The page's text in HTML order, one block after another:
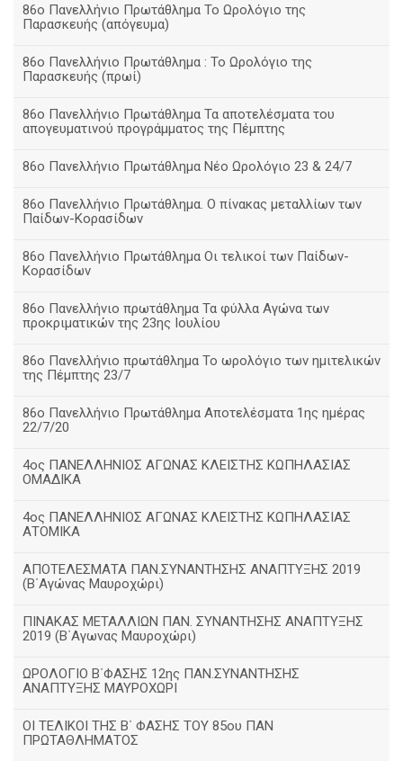
86ο Πανελλήνιο Πρωτάθλημα Το Ωρολόγιο της
Παρασκευής (απόγευμα)
86ο Πανελλήνιο Πρωτάθλημα : Το Ωρολόγιο της
Παρασκευής (πρωί)
86ο Πανελλήνιο Πρωτάθλημα Τα αποτελέσματα του
απογευματινού προγράμματος της Πέμπτης
86ο Πανελλήνιο Πρωτάθλημα Νέο Ωρολόγιο 23 & 24/7
86ο Πανελλήνιο Πρωτάθλημα. Ο πίνακας μεταλλίων των
Παίδων-Κορασίδων
86ο Πανελλήνιο Πρωτάθλημα Οι τελικοί των Παίδων-
Κορασίδων
86ο Πανελλήνιο πρωτάθλημα Τα φύλλα Αγώνα των
προκριματικών της 23ης Ιουλίου
86ο Πανελλήνιο πρωτάθλημα Το ωρολόγιο των ημιτελικών
της Πέμπτης 23/7
86ο Πανελλήνιο Πρωτάθλημα Αποτελέσματα 1ης ημέρας
22/7/20
4ος ΠΑΝΕΛΛΗΝΙΟΣ ΑΓΩΝΑΣ ΚΛΕΙΣΤΗΣ ΚΩΠΗΛΑΣΙΑΣ
ΟΜΑΔΙΚΑ
4ος ΠΑΝΕΛΛΗΝΙΟΣ ΑΓΩΝΑΣ ΚΛΕΙΣΤΗΣ ΚΩΠΗΛΑΣΙΑΣ
ΑΤΟΜΙΚΑ
ΑΠΟΤΕΛΕΣΜΑΤΑ ΠΑΝ.ΣΥΝΑΝΤΗΣΗΣ ΑΝΑΠΤΥΞΗΣ 2019
(B΄Αγώνας Μαυροχώρι)
ΠΙΝΑΚΑΣ ΜΕΤΑΛΛΙΩΝ ΠΑΝ. ΣΥΝΑΝΤΗΣΗΣ ΑΝΑΠΤΥΞΗΣ
2019 (Β΄Αγωνας Μαυροχώρι)
ΩΡΟΛΟΓΙΟ Β΄ΦΑΣΗΣ 12ης ΠΑΝ.ΣΥΝΑΝΤΗΣΗΣ
ΑΝΑΠΤΥΞΗΣ ΜΑΥΡΟΧΩΡΙ
ΟΙ ΤΕΛΙΚΟΙ ΤΗΣ Β΄ ΦΑΣΗΣ ΤΟΥ 85ου ΠΑΝ
ΠΡΩΤΑΘΛΗΜΑΤΟΣ